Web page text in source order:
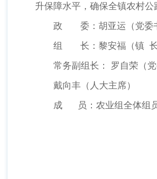
升保障水平，确保全镇农村
政 委：胡亚运（党委
组 长：黎安福（镇 长
常务副组长： 罗自荣（党
戴向丰（人大主席）
成 员：农业组全体组员